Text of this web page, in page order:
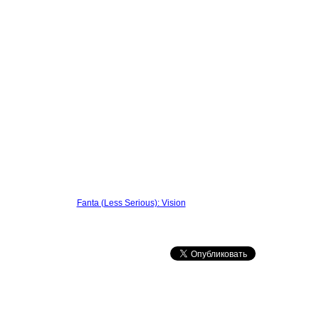
Fanta (Less Serious): Vision